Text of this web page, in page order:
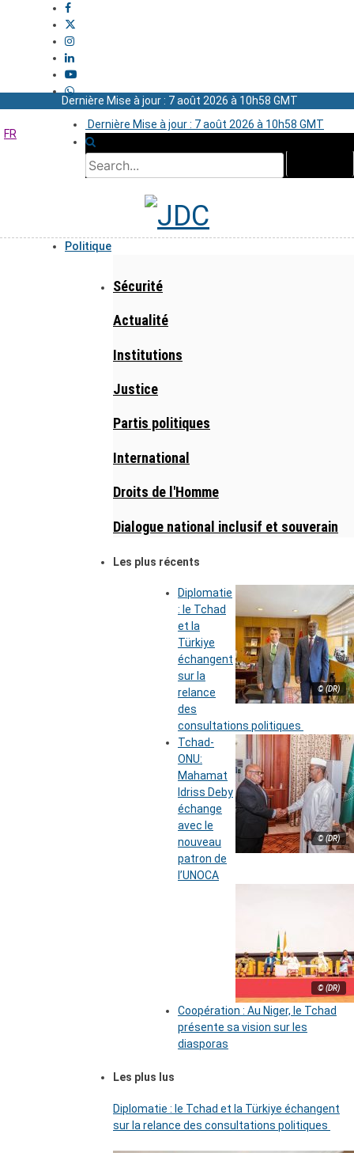
Dernière Mise à jour : 7 août 2026 à 10h58 GMT
Dernière Mise à jour : 7 août 2026 à 10h58 GMT
FR
Politique
Sécurité
Actualité
Institutions
Justice
Partis politiques
International
Droits de l'Homme
Dialogue national inclusif et souverain
Les plus récents
© (DR)
Diplomatie
: le Tchad
et la
Türkiye
échangent
sur la
relance
des
consultations politiques
© (DR)
Tchad-
ONU:
Mahamat
Idriss Deby
échange
avec le
nouveau
patron de
l’UNOCA
© (DR)
Coopération : Au Niger, le Tchad
présente sa vision sur les
diasporas
Les plus lus
Diplomatie : le Tchad et la Türkiye échangent
sur la relance des consultations politiques